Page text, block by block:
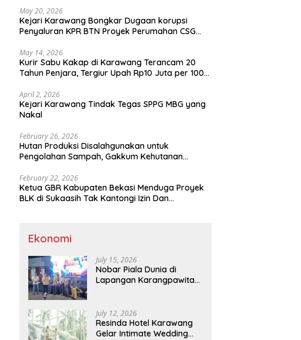
May 20, 2026
Kejari Karawang Bongkar Dugaan korupsi
Penyaluran KPR BTN Proyek Perumahan CSG
May 14, 2026
Kurir Sabu Kakap di Karawang Terancam 20
Tahun Penjara, Tergiur Upah Rp10 Juta per 100
April 2, 2026
Kejari Karawang Tindak Tegas SPPG MBG yang
Nakal
February 26, 2026
Hutan Produksi Disalahgunakan untuk
Pengolahan Sampah, Gakkum Kehutanan
February 22, 2026
Ketua GBR Kabupaten Bekasi Menduga Proyek
BLK di Sukaasih Tak Kantongi Izin Dan
Ekonomi
July 15, 2026
Nobar Piala Dunia di
Lapangan Karangpawitan
Juta
July 12, 2026
Resinda Hotel Karawang
Gelar Intimate Wedding